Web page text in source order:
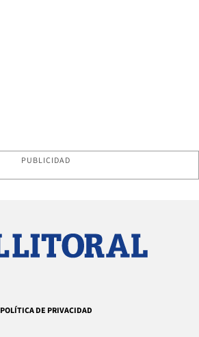
PUBLICIDAD
POLÍTICA DE PRIVACIDAD